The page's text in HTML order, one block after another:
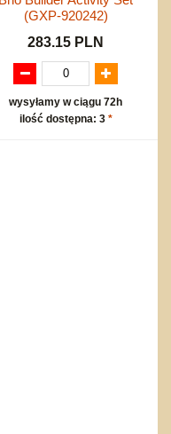
(GXP-920242)
283.15 PLN
wysyłamy w ciągu 72h
ilość dostępna: 3 *